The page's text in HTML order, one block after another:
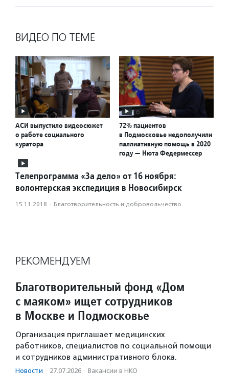
ВИДЕО ПО ТЕМЕ
АСИ выпустило видеосюжет
о работе социального
куратора
72% пациентов
в Подмосковье недополучили
паллиативную помощь в 2020
году — Нюта Федермессер
Телепрограмма «За дело» от 16 ноября:
волонтерская экспедиция в Новосибирск
15.11.2018 · Благотвори­тель­ность и доброволь­чест­во
РЕКОМЕНДУЕМ
Благотворительный фонд «Дом
с маяком» ищет сотрудников
в Москве и Подмосковье
Организация приглашает медицинских
работников, специалистов по социальной помощи
и сотрудников административного блока.
Новости · 27.07.2026 · Вакансии в НКО